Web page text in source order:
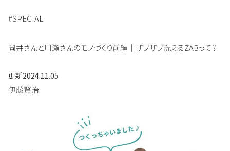
#SPECIAL
岡井さんと川瀬さんのモノづくり前編｜ザブザブ洗えるZABって？
更新2024.11.05
伊藤賢治